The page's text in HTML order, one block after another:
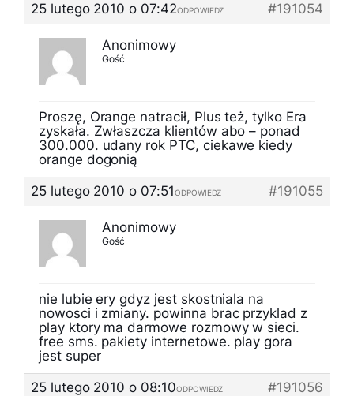
25 lutego 2010 o 07:42
#191054
ODPOWIEDZ
Anonimowy
Gość
Proszę, Orange natracił, Plus też, tylko Era
zyskała. Zwłaszcza klientów abo – ponad
300.000. udany rok PTC, ciekawe kiedy
orange dogonią
25 lutego 2010 o 07:51
#191055
ODPOWIEDZ
Anonimowy
Gość
nie lubie ery gdyz jest skostniala na
nowosci i zmiany. powinna brac przyklad z
play ktory ma darmowe rozmowy w sieci.
free sms. pakiety internetowe. play gora
jest super
25 lutego 2010 o 08:10
#191056
ODPOWIEDZ